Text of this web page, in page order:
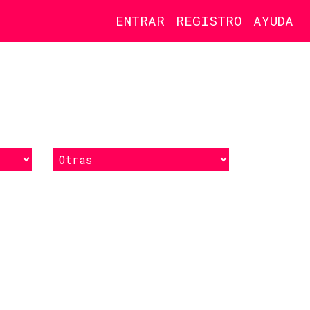
ENTRAR REGISTRO AYUDA